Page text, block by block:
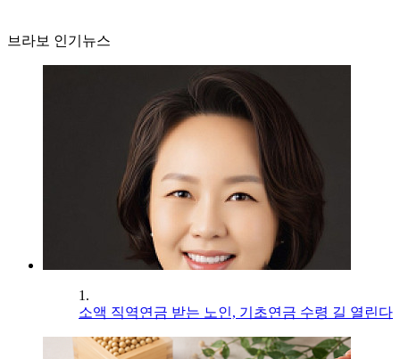
브라보 인기뉴스
1.
소액 직역연금 받는 노인, 기초연금 수령 길 열린다